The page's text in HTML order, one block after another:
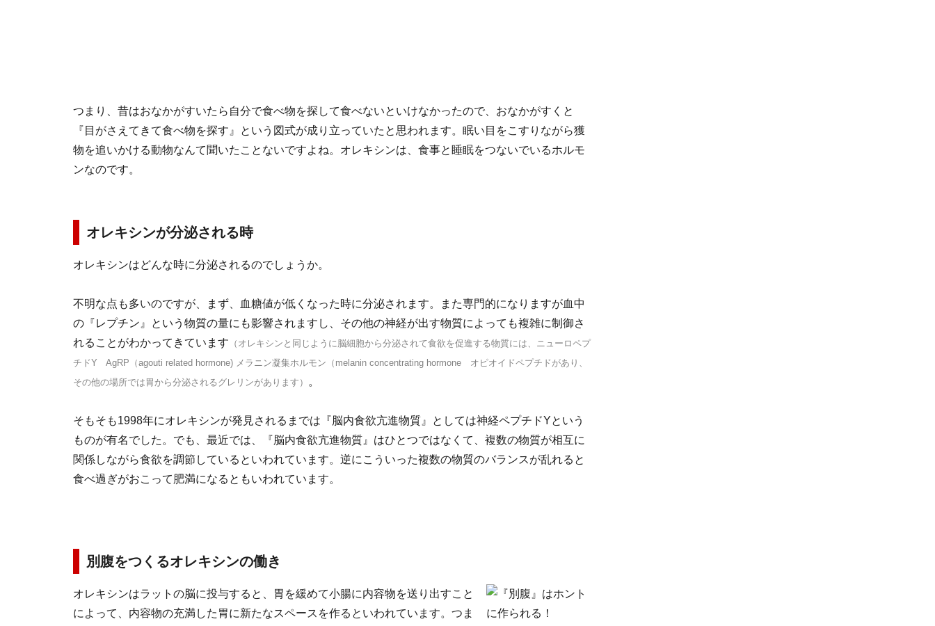
つまり、昔はおなかがすいたら自分で食べ物を探して食べないといけなかったので、おなかがすくと
『目がさえてきて食べ物を探す』という図式が成り立っていたと思われます。眠い目をこすりながら獲
物を追いかける動物なんて聞いたことないですよね。オレキシンは、食事と睡眠をつないでいるホルモ
ンなのです。
オレキシンが分泌される時
オレキシンはどんな時に分泌されるのでしょうか。
不明な点も多いのですが、まず、血糖値が低くなった時に分泌されます。また専門的になりますが血中
の『レプチン』という物質の量にも影響されますし、その他の神経が出す物質によっても複雑に制御さ
れることがわかってきています （オレキシンと同じように脳細胞から分泌されて食欲を促進する物質には、ニューロペプ
チドY AgRP（agouti related hormone) メラニン凝集ホルモン（melanin concentrating hormone オピオイドペプチドがあり、
その他の場所では胃から分泌されるグレリンがあります）
。
そもそも1998年にオレキシンが発見されるまでは『脳内食欲亢進物質』としては神経ペプチドYという
ものが有名でした。でも、最近では、『脳内食欲亢進物質』はひとつではなくて、複数の物質が相互に
関係しながら食欲を調節しているといわれています。逆にこういった複数の物質のバランスが乱れると
食べ過ぎがおこって肥満になるともいわれています。
別腹をつくるオレキシンの働き
オレキシンはラットの脳に投与すると、胃を緩めて小腸に内容物を送り出すこと
によって、内容物の充満した胃に新たなスペースを作るといわれています。つま